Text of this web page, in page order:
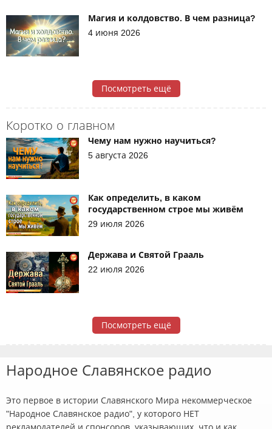
Коротко о главном
Чему нам нужно научиться?
5 августа 2026
Как определить, в каком
государственном строе мы живём
29 июля 2026
Держава и Святой Грааль
22 июля 2026
Посмотреть ещё
Магия и колдовство. В чем разница?
4 июня 2026
Посмотреть ещё
Народное Славянское радио
Это первое в истории Славянского Мира некоммерческое
"Народное Славянское радио", у которого НЕТ